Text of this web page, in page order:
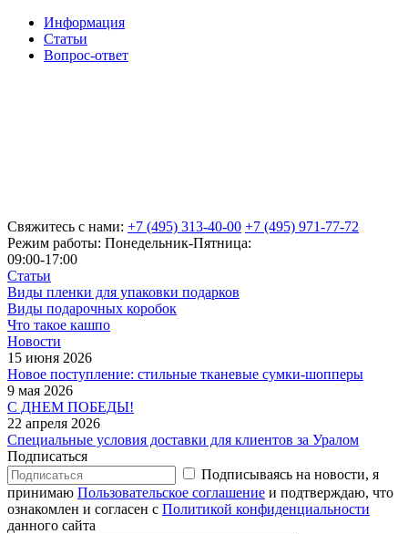
Информация
Статьи
Вопрос-ответ
Свяжитесь с нами: +7 (495) 313-40-00 +7 (495) 971-77-72
Режим работы: Понедельник-Пятница:
09:00-17:00
Статьи
Виды пленки для упаковки подарков
Виды подарочных коробок
Что такое кашпо
Новости
15 июня 2026
Новое поступление: стильные тканевые сумки-шопперы
9 мая 2026
С ДНЕМ ПОБЕДЫ!
22 апреля 2026
Специальные условия доставки для клиентов за Уралом
Подписаться
Подписываясь на новости, я
принимаю Пользовательское соглашение и подтверждаю, что
ознакомлен и согласен с Политикой конфиденциальности
данного сайта